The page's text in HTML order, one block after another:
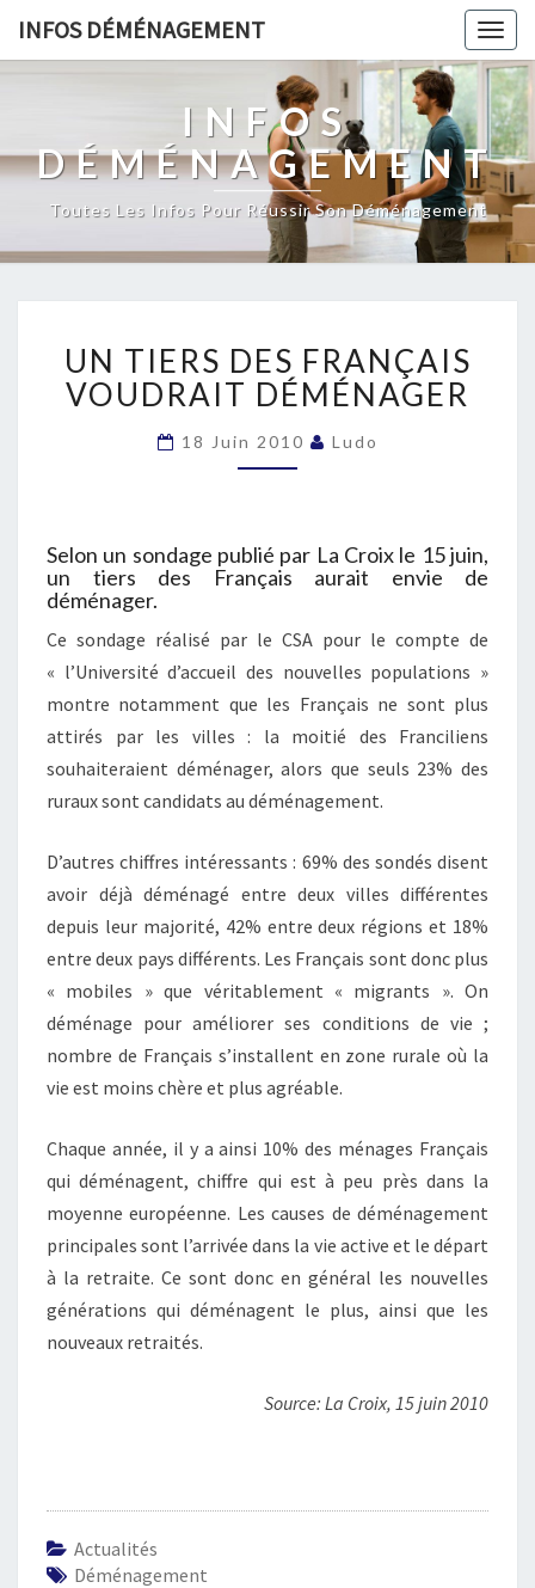
INFOS DÉMÉNAGEMENT
INFOS
DÉMÉNAGEMENT
Toutes Les Infos Pour Réussir Son Déménagement
TIERS
DES
FRANÇAIS
VOUDRAIT
DÉMÉNAGER
UN TIERS DES FRANÇAIS
VOUDRAIT DÉMÉNAGER
18 Juin 2010 Ludo
Selon un sondage publié par La Croix le 15 juin,
un tiers des Français aurait envie de
déménager.
Ce sondage réalisé par le CSA pour le compte de
« l’Université d’accueil des nouvelles populations »
montre notamment que les Français ne sont plus
attirés par les villes : la moitié des Franciliens
souhaiteraient déménager, alors que seuls 23% des
ruraux sont candidats au déménagement.
D’autres chiffres intéressants : 69% des sondés disent
avoir déjà déménagé entre deux villes différentes
depuis leur majorité, 42% entre deux régions et 18%
entre deux pays différents. Les Français sont donc plus
« mobiles » que véritablement « migrants ». On
déménage pour améliorer ses conditions de vie ;
nombre de Français s’installent en zone rurale où la
vie est moins chère et plus agréable.
Chaque année, il y a ainsi 10% des ménages Français
qui déménagent, chiffre qui est à peu près dans la
moyenne européenne. Les causes de déménagement
principales sont l’arrivée dans la vie active et le départ
à la retraite. Ce sont donc en général les nouvelles
générations qui déménagent le plus, ainsi que les
nouveaux retraités.
Source: La Croix, 15 juin 2010
Actualités
Déménagement